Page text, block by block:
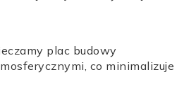
plac budowy
co minimalizuje